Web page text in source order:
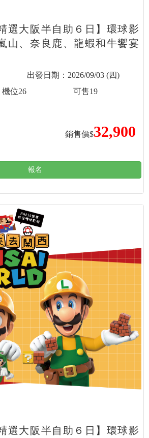
選大阪半自助６日】環球影
山、奈良鹿、龍蝦和牛饗宴
2026/09/03 (四)
銷售價$32,900
機位26 可售19
報名
選大阪半自助６日】環球影